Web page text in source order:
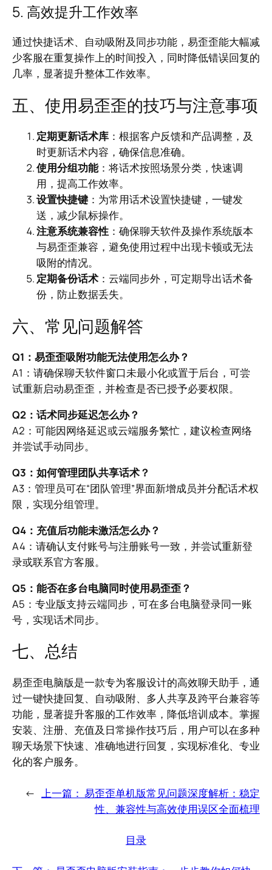
5. 高效提升工作效率
通过快捷话术、自动吸附及同步功能，易歪歪能大幅减
少客服在重复操作上的时间投入，同时降低错误回复的
几率，显著提升整体工作效率。
五、使用易歪歪的技巧与注意事项
定期更新话术库 ：根据客户反馈和产品调整，及
时更新话术内容，确保信息准确。
使用分组功能：将话术按照场景分类，快速调
用，提高工作效率。
设置快捷键 ：为常用话术设置快捷键，一键发
送，减少鼠标操作。
注意系统兼容性 ：确保聊天软件及操作系统版本
与易歪歪兼容，避免使用过程中出现卡顿或无法
吸附的情况。
定期备份话术 ：云端同步外，可定期导出话术备
份，防止数据丢失。
六、常见问题解答
Q1：易歪歪吸附功能无法使用怎么办？
A1：请确保聊天软件窗口未最小化或置于后台，可尝
试重新启动易歪歪，并检查是否已授予必要权限。
Q2：话术同步延迟怎么办？
A2：可能因网络延迟或云端服务繁忙，建议检查网络
并尝试手动同步。
Q3：如何管理团队共享话术？
A3：管理员可在“团队管理”界面新增成员并分配话术权
限，实现分组管理。
Q4：充值后功能未激活怎么办？
A4：请确认支付账号与注册账号一致，并尝试重新登
录或联系官方客服。
Q5：能否在多台电脑同时使用易歪歪？
A5：专业版支持云端同步，可在多台电脑登录同一账
号，实现话术同步。
七、总结
易歪歪电脑版是一款专为客服设计的高效聊天助手，通
过一键快捷回复、自动吸附、多人共享及跨平台兼容等
功能，显著提升客服的工作效率，降低培训成本。掌握
安装、注册、充值及日常操作技巧后，用户可以在多种
聊天场景下快速、准确地进行回复，实现标准化、专业
化的客户服务。
← 上一篇： 易歪歪单机版常见问题深度解析：稳定
性、兼容性与高效使用误区全面梳理
目录